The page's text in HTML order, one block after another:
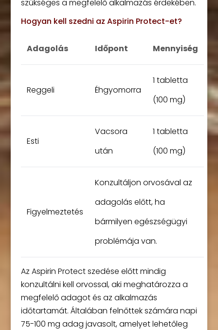
szükséges a megfelelő alkalmazás érdekében.
Hogyan kell szedni az Aspirin Protect-et?
Adagolás Időpont Mennyiség
Reggeli Éhgyomorra
1 tabletta
(100 mg)
Esti
Vacsora
után
1 tabletta
(100 mg)
Figyelmeztetés
Konzultáljon orvosával az
adagolás előtt, ha
bármilyen egészségügyi
problémája van.
Az Aspirin Protect szedése előtt mindig
konzultálni kell orvossal, aki meghatározza a
megfelelő adagot és az alkalmazás
időtartamát. Általában felnőttek számára napi
75-100 mg adag javasolt, amelyet lehetőleg